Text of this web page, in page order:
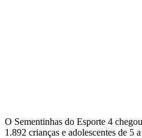
O Sementinhas do Esporte 4
1.892 crianças e adolescentes de 5